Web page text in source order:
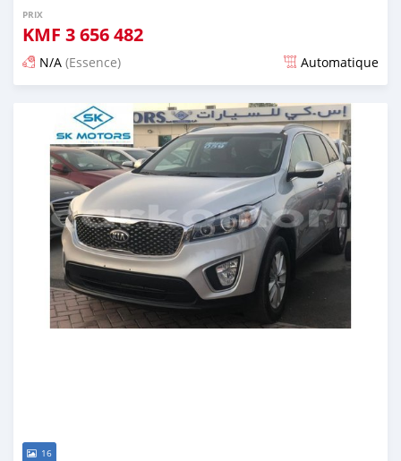
PRIX
KMF 3 656 482
N/A (Essence) Automatique
16